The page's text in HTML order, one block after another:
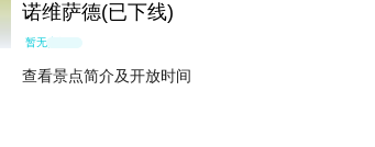
诺维萨德(已下线)
暂无点评
查看景点简介及开放时间